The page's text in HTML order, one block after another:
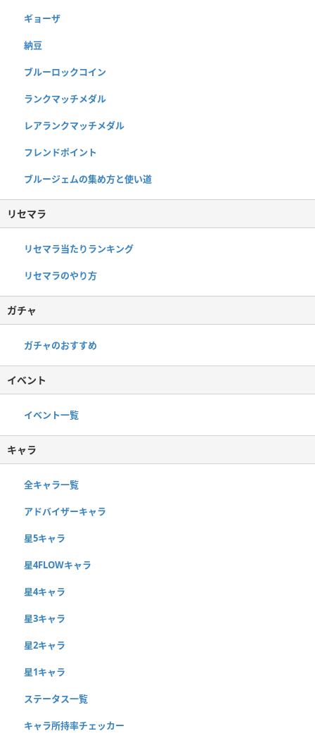
ギョーザ
納豆
ブルーロックコイン
ランクマッチメダル
レアランクマッチメダル
フレンドポイント
ブルージェムの集め方と使い道
リセマラ
リセマラ当たりランキング
リセマラのやり方
ガチャ
ガチャのおすすめ
イベント
イベント一覧
キャラ
全キャラ一覧
アドバイザーキャラ
星5キャラ
星4FLOWキャラ
星4キャラ
星3キャラ
星2キャラ
星1キャラ
ステータス一覧
キャラ所持率チェッカー